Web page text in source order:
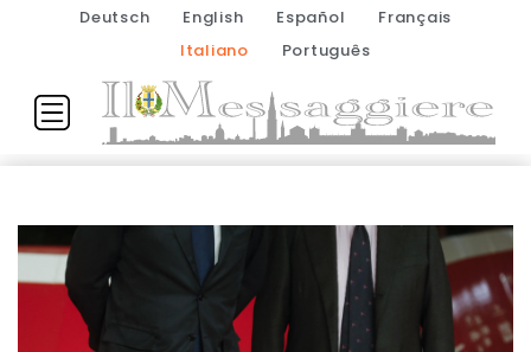
Deutsch English Español
Français
Italiano
Português